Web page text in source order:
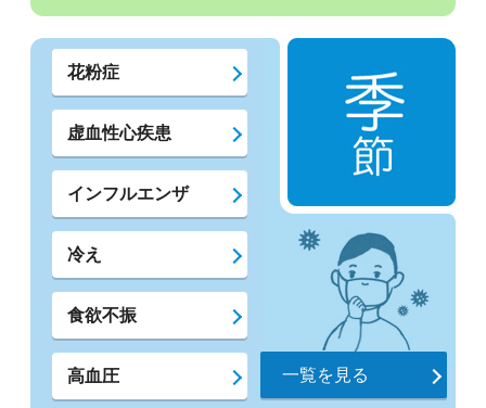
花粉症
虚血性心疾患
インフルエンザ
冷え
食欲不振
高血圧 一覧を見る